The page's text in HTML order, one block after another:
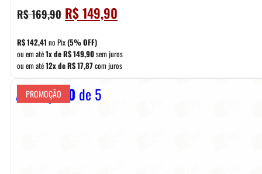
R$169,90 O
preço
original
era:
R$ 169,90.
R$149,90
preço
é:
R$ 149,90.
R$142,41 no Pix(5% OFF)
ou em até1x deR$149,90sem juros
ou em até12x deR$17,87com juros
Avaliação 0 de 5
PROMOÇÃO